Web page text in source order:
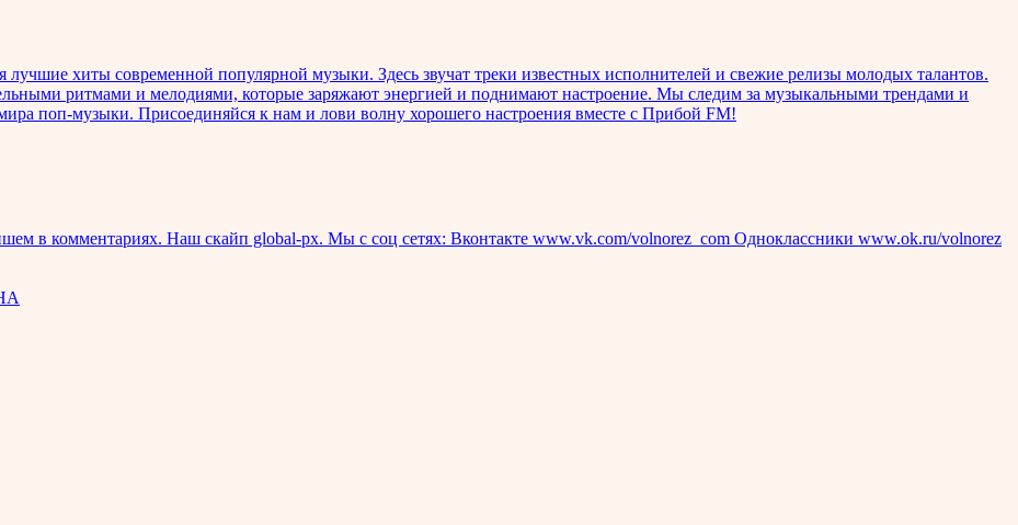
хиты современной популярной музыки. Здесь звучат треки известных исполнителей и свежие релизы молодых талантов.
ритмами и мелодиями, которые заряжают энергией и поднимают настроение. Мы следим за музыкальными трендами и
поп-музыки. Присоединяйся к нам и лови волну хорошего настроения вместе с Прибой FM!
в комментариях. Наш скайп global-px. Мы с соц сетях: Вконтакте www.vk.com/volnorez_com Одноклассники www.ok.ru/volnorez